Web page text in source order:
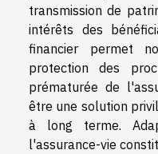
transmission de
intérêts des
financier permet
protection des
prématurée de
être une solution
à long terme.
l'assurance-vie